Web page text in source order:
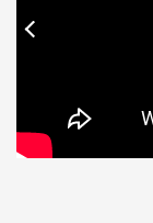
Previous